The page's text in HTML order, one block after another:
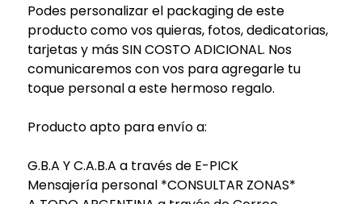
Podes personalizar el packaging de este
producto como vos quieras, fotos, dedicatorias,
tarjetas y más SIN COSTO ADICIONAL. Nos
comunicaremos con vos para agregarle tu
toque personal a este hermoso regalo.
Producto apto para envío a:
G.B.A Y C.A.B.A a través de E-PICK
Mensajería personal *CONSULTAR ZONAS*